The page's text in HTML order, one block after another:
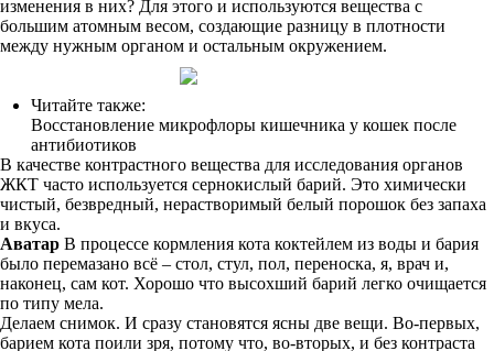
изменения в них? Для этого и используются вещества с
большим атомным весом, создающие разницу в плотности
между нужным органом и остальным окружением.
Читайте также:
Восстановление микрофлоры кишечника у кошек после
антибиотиков
В качестве контрастного вещества для исследования органов
ЖКТ часто используется сернокислый барий. Это химически
чистый, безвредный, нерастворимый белый порошок без запаха
и вкуса.
Аватар В процессе кормления кота коктейлем из воды и бария
было перемазано всё – стол, стул, пол, переноска, я, врач и,
наконец, сам кот. Хорошо что высохший барий легко очищается
по типу мела.
Делаем снимок. И сразу становятся ясны две вещи. Во-первых,
барием кота поили зря, потому что, во-вторых, и без контраста